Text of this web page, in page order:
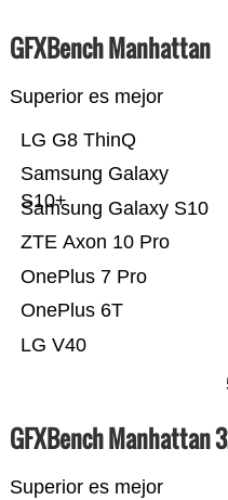
GFXBench Manhattan
Superior es mejor
LG V40
OnePlus 6T
OnePlus 7 Pro
ZTE Axon 10 Pro
Samsung Galaxy S10
Samsung Galaxy
S10+
LG G8 ThinQ
GFXBench Manhattan
Superior es mejor